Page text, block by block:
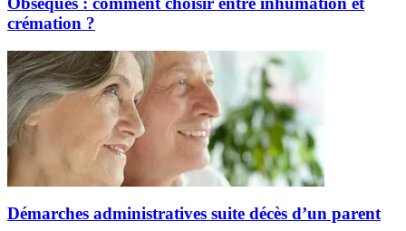
crémation ?
Démarches administratives suite décès d’un parent